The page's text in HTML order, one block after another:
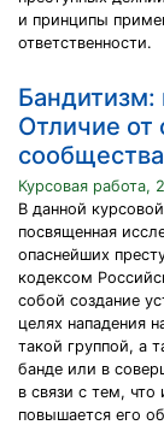
и принципы
ответственности.
Бандитизм:
Отличие от
Курсовая работа,
В данной
посвященная
опаснейших
кодексом
собой создание
целях нападения
такой группой, а
банде или в
в связи с тем,
повышается его